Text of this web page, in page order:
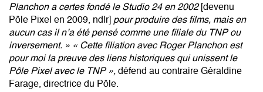
Planchon a certes fondé le Studio 24 en 2002 [devenu
Pôle Pixel en 2009, ndlr] pour produire des films, mais en
aucun cas il n’a été pensé comme une filiale du TNP ou
inversement. » « Cette filiation avec Roger Planchon est
pour moi la preuve des liens historiques qui unissent le
Pôle Pixel avec le TNP », défend au contraire Géraldine
Farage, directrice du Pôle.